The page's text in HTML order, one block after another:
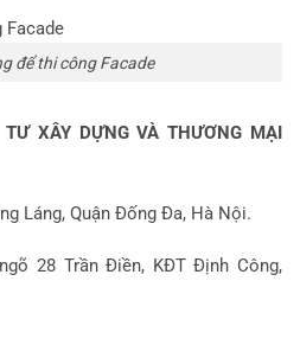
để thi công Facade
XÂY DỰNG VÀ THƯƠNG MẠI
Láng, Quận Đống Đa, Hà Nội.
28 Trần Điền, KĐT Định Công,